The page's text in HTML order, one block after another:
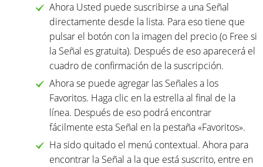
Ahora Usted puede suscribirse a una Señal
directamente desde la lista. Para eso tiene que
pulsar el botón con la imagen del precio (o Free si
la Señal es gratuita). Después de eso aparecerá el
cuadro de confirmación de la suscripción.
Ahora se puede agregar las Señales a los
Favoritos. Haga clic en la estrella al final de la
línea. Después de eso podrá encontrar
fácilmente esta Señal en la pestaña «Favoritos».
Ha sido quitado el menú contextual. Ahora para
encontrar la Señal a la que está suscrito, entre en